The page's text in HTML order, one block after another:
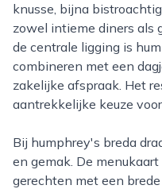
knusse, bijna
zowel intieme diners als
de centrale ligging is
combineren met een
zakelijke afspraak. Het
aantrekkelijke keuze
Bij humphrey's breda draait alles om gastvrijheid, smaak
en gemak. De
gerechten met een